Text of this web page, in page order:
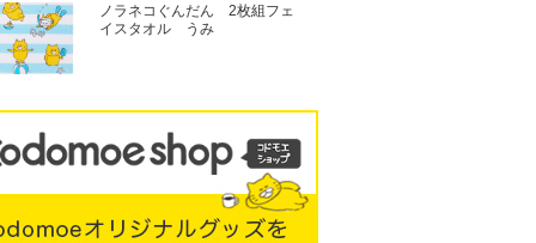
ノラネコぐんだん 2枚組フェ
イスタオル うみ